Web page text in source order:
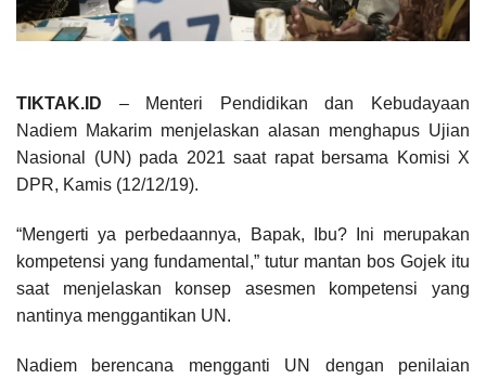
TIKTAK.ID – Menteri Pendidikan dan Kebudayaan
Nadiem Makarim menjelaskan alasan menghapus Ujian
Nasional (UN) pada 2021 saat rapat bersama Komisi X
DPR, Kamis (12/12/19).
“Mengerti ya perbedaannya, Bapak, Ibu? Ini merupakan
kompetensi yang fundamental,” tutur mantan bos Gojek itu
saat menjelaskan konsep asesmen kompetensi yang
nantinya menggantikan UN.
Nadiem berencana mengganti UN dengan penilaian